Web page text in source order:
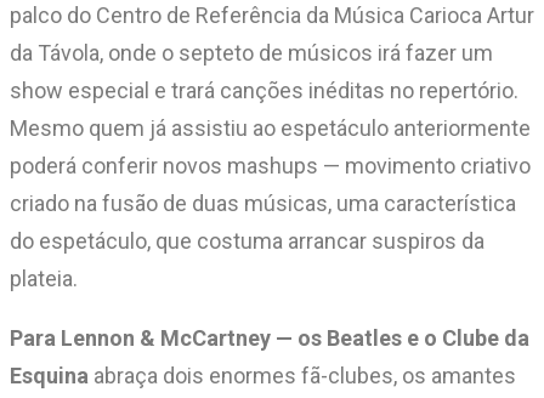
palco do Centro de Referência da Música Carioca Artur
da Távola, onde o septeto de músicos irá fazer um
show especial e trará canções inéditas no repertório.
Mesmo quem já assistiu ao espetáculo anteriormente
poderá conferir novos mashups — movimento criativo
criado na fusão de duas músicas, uma característica
do espetáculo, que costuma arrancar suspiros da
plateia.
Para Lennon & McCartney — os Beatles e o Clube da
Esquina abraça dois enormes fã-clubes, os amantes